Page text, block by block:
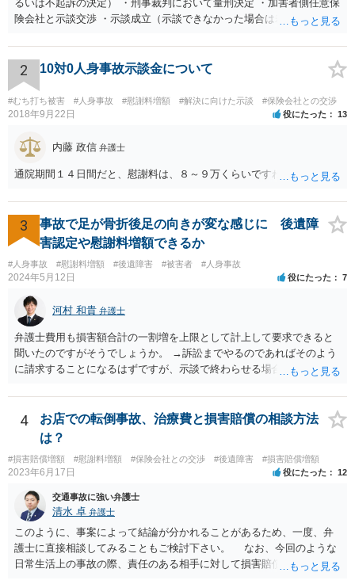
るいは不起訴の決定） ・刑事裁判において量刑決定 ・加害者側任意保
険会社と示談交渉 ・示談成立（示談できなかった場合は裁判） となり
加害者に対する処罰感情など尋ねられるはずですので、率直にお答え
になるとよいと思います。
2 10対0人身事故示談金について
#むち打ち被害 #人身事故 #慰謝料増額 #解決に向けた示談 #保険会社との交渉
2018年9月22日 役にたった 13
内藤 政信 弁護士
通院期間１４日間だと、慰謝料は、８～９万くらいですね。
3
事故で足が骨折後足の向きが変な感じに 後遺障
害認定や慰謝料増額できるか
#人身事故 #慰謝料増額 #後遺障害 #被害者 #人身事故
2024年5月12日 役にたった 7
河村 和貴 弁護士
弁護士費用も損害額合計の一割増を上限として計上して要求できると
聞いたのですがそうでしょうか。 →訴訟までやるのであればそのよう
に請求することになるはずですが、示談で終わらせる場合には、そこ
ならほとんど充足できるか多くが返ってくるイメージなので頼むのも
いいかなと思うのですが。 →LAC基準でもそうかもしれませんし、交
通事故事案ではより定額の費用としている法律事務所も多いように思
います。費用面も含めて、弁護士さんを検討してみるとよいかもしれ
ませんね。 かなり具体的な話も多くなっているので、法律事務所に問
い合わせてみるとよいと思います。
4
お店での転倒事故、治療費と損害賠償の相談方法
は？
#損害賠償増額 #慰謝料増額 #保険会社との交渉 #後遺障害 #損害賠償増額
2023年6月17日 役にたった 12
交通事故に強い弁護士
清水 卓 弁護士
このように、事案によって結論が分かれることがあるため、一度、弁
護士に直接相談してみることもご検討下さい。 なお、今回のような
日常生活上の事故の際、責任のある相手に対して損害賠償請求する際